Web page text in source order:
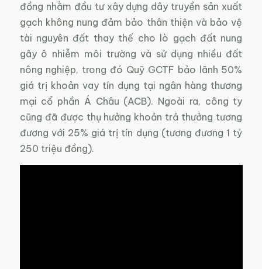
đồng nhằm đầu tư xây dựng dây truyền sản xuất
gạch không nung đảm bảo thân thiện và bảo vệ
tài nguyên đất thay thế cho lò gạch đất nung
gây ô nhiễm môi trường và sử dụng nhiều đất
nông nghiệp, trong đó Quỹ GCTF bảo lãnh 50%
giá trị khoản vay tín dụng tại ngân hàng thương
mại cổ phần Á Châu (ACB). Ngoài ra, công ty
cũng đã được thụ hưởng khoản trả thưởng tương
đương với 25% giá trị tín dụng (tương đương 1 tỷ
250 triệu đồng).